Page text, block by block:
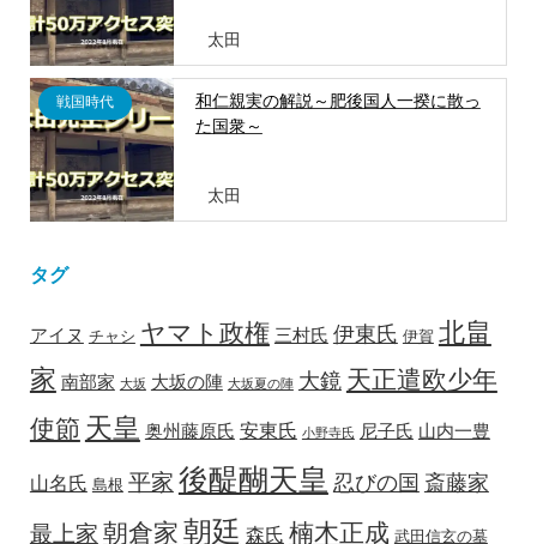
太田
戦国時代
和仁親実の解説～肥後国人一揆に散っ
た国衆～
太田
タグ
アイヌ チャシ ヤマト政権 三村氏 伊東氏 伊賀 北畠
家 南部家 大坂 大坂の陣 大坂夏の陣 大鏡 天正遣欧少年
使節 天皇 奥州藤原氏 安東氏 小野寺氏 尼子氏 山内一豊
山名氏 島根 平家 後醍醐天皇 忍びの国 斎藤家
最上家 朝倉家 朝廷 森氏 楠木正成 武田信玄の墓